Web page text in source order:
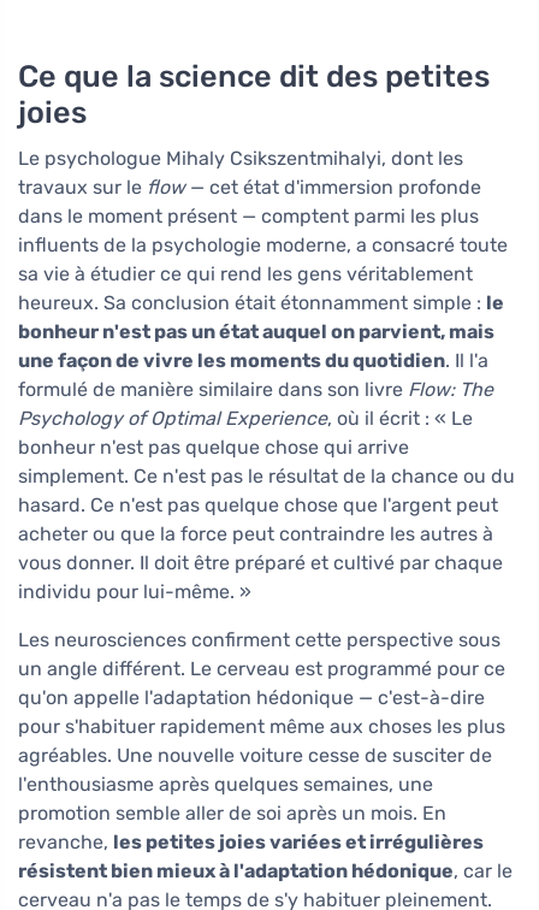
Ce que la science dit des petites
joies
Le psychologue Mihaly Csikszentmihalyi, dont les
travaux sur le flow— cet état d'immersion profonde
dans le moment présent — comptent parmi les plus
influents de la psychologie moderne, a consacré toute
sa vie à étudier ce qui rend les gens véritablement
heureux. Sa conclusion était étonnamment simple : le
bonheur n'est pas un état auquel on parvient, mais
une façon de vivre les moments du quotidien. Il l'a
formulé de manière similaire dans son livre Flow: The
Psychology of Optimal Experience, où il écrit : « Le
bonheur n'est pas quelque chose qui arrive
simplement. Ce n'est pas le résultat de la chance ou du
hasard. Ce n'est pas quelque chose que l'argent peut
acheter ou que la force peut contraindre les autres à
vous donner. Il doit être préparé et cultivé par chaque
individu pour lui-même. »
Les neurosciences confirment cette perspective sous
un angle différent. Le cerveau est programmé pour ce
qu'on appelle l'adaptation hédonique — c'est-à-dire
pour s'habituer rapidement même aux choses les plus
agréables. Une nouvelle voiture cesse de susciter de
l'enthousiasme après quelques semaines, une
promotion semble aller de soi après un mois. En
revanche, les petites joies variées et irrégulières
résistent bien mieux à l'adaptation hédonique, car le
cerveau n'a pas le temps de s'y habituer pleinement.